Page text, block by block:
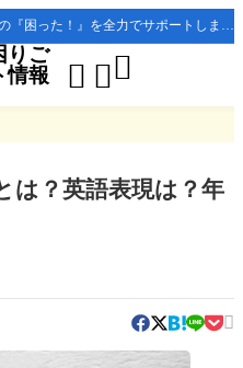
季節のイベント情報の発信や日常生活での『困った！』を全力でサポートします。
りご
情報
 
は？英語表現は？年
